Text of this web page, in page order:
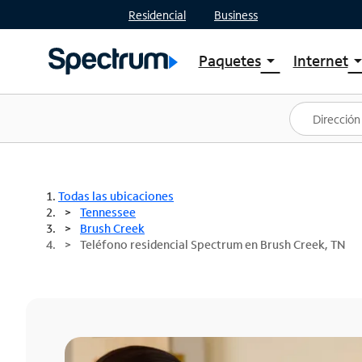
Residencial Business
Paquetesarrow_drop_down
Ver paquetes
Spectrum One
Mejores ofertas
Internetarrow_drop_down
Planes
Todas las ubicaciones
Tennessee
Brush Creek
Teléfono residencial Spectrum en Brush Creek, TN